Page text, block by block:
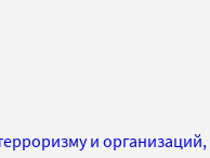
и